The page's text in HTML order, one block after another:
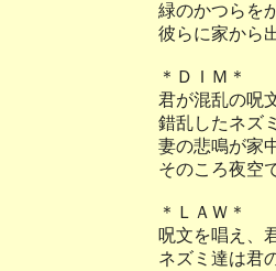
緑のかつらを
彼らに家から
＊ＤＩＭ＊
君が混乱の呪
錯乱したネズ
妻の悲鳴が家
そのころ夜空
＊ＬＡＷ＊
呪文を唱え、
ネズミ達は君